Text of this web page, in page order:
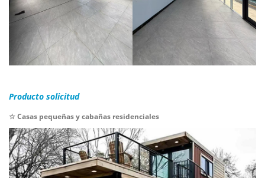
Producto solicitud
☆Casas pequeñas y cabañas residenciales